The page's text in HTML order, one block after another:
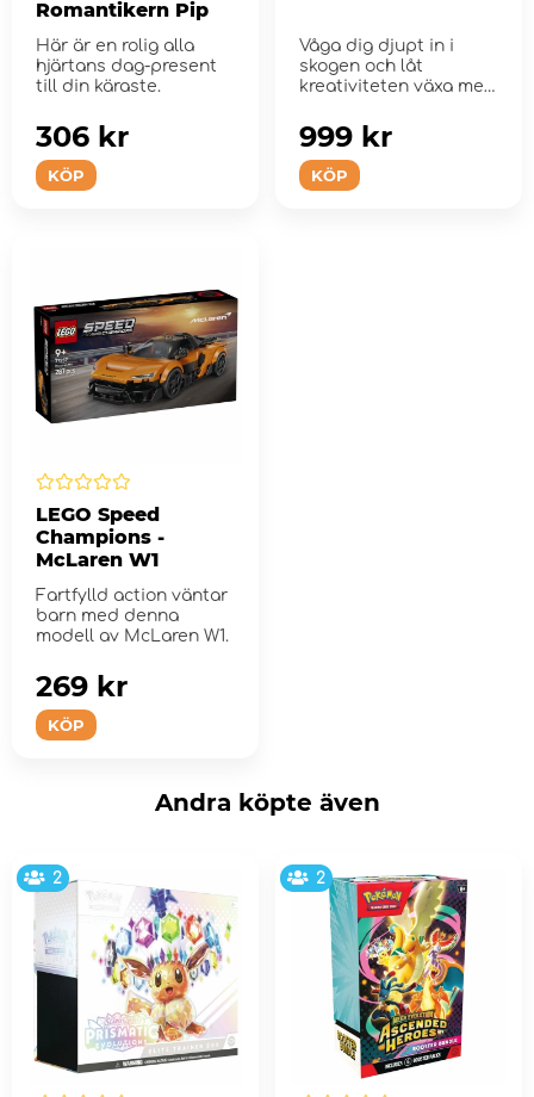
Romantikern Pip
Här är en rolig alla
hjärtans dag-present
till din käraste.
KÖP
306 kr
Våga dig djupt in i
skogen och låt
kreativiteten växa med
KÖP
999 kr
LEGO Speed
Champions -
McLaren W1
Fartfylld action väntar
barn med denna
modell av McLaren W1.
KÖP
269 kr
Andra köpte även
2 2